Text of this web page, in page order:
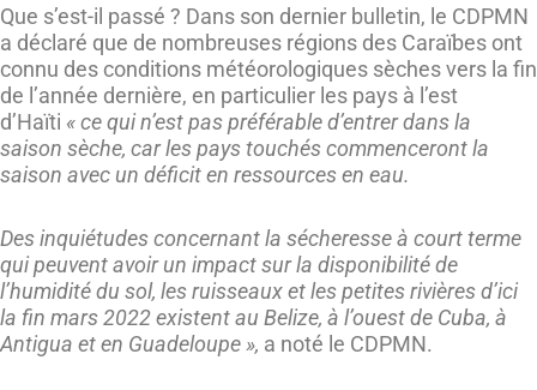
Que s’est-il passé ? Dans son dernier bulletin, le CDPMN
a déclaré que de nombreuses régions des Caraïbes ont
connu des conditions météorologiques sèches vers la fin
de l’année dernière, en particulier les pays à l’est
d’Haïti « ce qui n’est pas préférable d’entrer dans la
saison sèche, car les pays touchés commenceront la
saison avec un déficit en ressources en eau.
Des inquiétudes concernant la sécheresse à court terme
qui peuvent avoir un impact sur la disponibilité de
l’humidité du sol, les ruisseaux et les petites rivières d’ici
la fin mars 2022 existent au Belize, à l’ouest de Cuba, à
Antigua et en Guadeloupe », a noté le CDPMN.